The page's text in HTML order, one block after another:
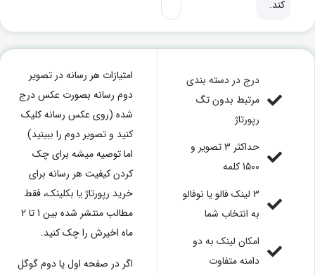
کند.
درج در دسته بندی
مرتبط بدون تگ
رپورتاژ
حداکثر 3 تصویر و
1500 کلمه
3 لینک فالو یا نوفالو
به انتخاب شما
امکان لینک به دو
دامنه متفاوت
امتیازات هر رسانه در تصویر
دوم رسانه بصورت عکس درج
شده (روی عکس رسانه کلیک
کنید و تصویر دوم را ببینید)
اما توصیه میشه برای چک
کردن کیفیت هر رسانه برای
خرید رپورتاژ یا بکلینک، فقط
مطالب منتشر شده بین 1 تا 2
ماه اخیرش را چک کنید.
اگر در صفحه اول یا دوم گوگل